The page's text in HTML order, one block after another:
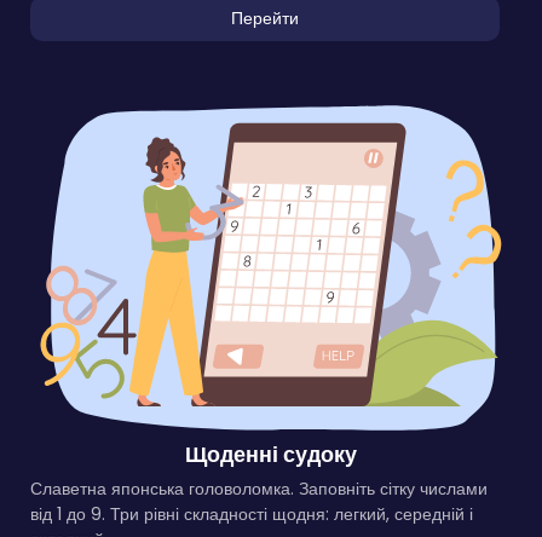
Перейти
Щоденні судоку
Славетна японська головоломка. Заповніть сітку числами
від 1 до 9. Три рівні складності щодня: легкий, середній і